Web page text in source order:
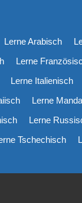
Lerne Arabisch
Lerne
Lerne Italienisch
Lerne
Lerne
Tschechisch